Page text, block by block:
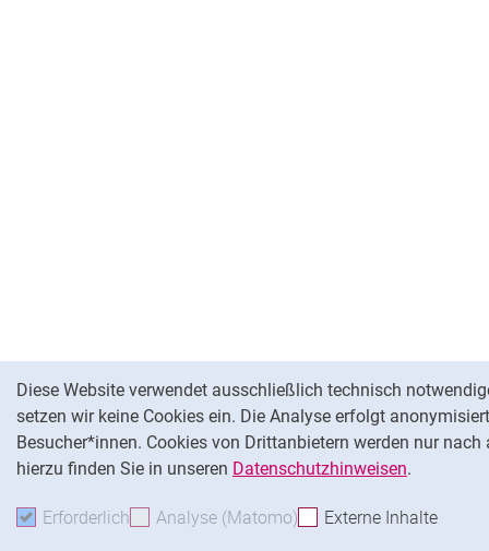
Diese Website verwendet ausschließlich technisch
setzen wir keine Cookies ein. Die Analyse erfolgt
Besucher*innen. Cookies von Drittanbietern werden nur
hierzu finden Sie in unseren Datenschutzhinweisen.
Erforderlich Erforderliche Cookies akzeptieren
Analyse (Matomo) Analyse-Cookies
Externe Inhalte